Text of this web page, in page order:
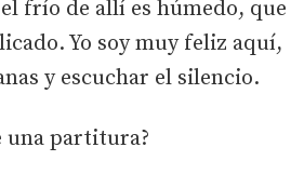
el frío de allí es húmedo, que
Yo soy muy feliz aquí,
y escuchar el silencio.
una partitura?